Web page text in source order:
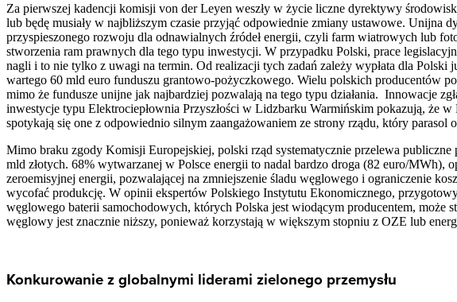
Za pierwszej kadencji komisji von der Leyen weszły w życie liczne dyrektywy
lub będę musiały w najbliższym czasie przyjąć odpowiednie zmiany ustawowe. Unijna
przyspieszonego rozwoju dla odnawialnych źródeł energii, czyli farm wiatrowych lub
stworzenia ram prawnych dla tego typu inwestycji. W przypadku Polski, prace
nagli i to nie tylko z uwagi na termin. Od realizacji tych zadań zależy wypłata dla
wartego 60 mld euro funduszu grantowo-pożyczkowego. Wielu polskich producentów
mimo że fundusze unijne jak najbardziej pozwalają na tego typu działania. Innowacje
inwestycje typu Elektrociepłownia Przyszłości w Lidzbarku Warmińskim pokazują, że
spotykają się one z odpowiednio silnym zaangażowaniem ze strony rządu, który
Mimo braku zgody Komisji Europejskiej, polski rząd systematycznie przelewa
mld złotych. 68% wytwarzanej w Polsce energii to nadal bardzo droga (82 euro/MWh),
zeroemisyjnej energii, pozwalającej na zmniejszenie śladu węglowego i ograniczenie
wycofać produkcję. W opinii ekspertów Polskiego Instytutu Ekonomicznego,
węglowego baterii samochodowych, których Polska jest wiodącym producentem, może
węglowy jest znacznie niższy, ponieważ korzystają w większym stopniu z OZE lub
Konkurowanie z globalnymi liderami zielonego przemysłu